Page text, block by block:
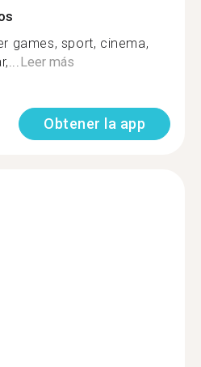
games, sport, cinema,
Leer más
Obtener la app